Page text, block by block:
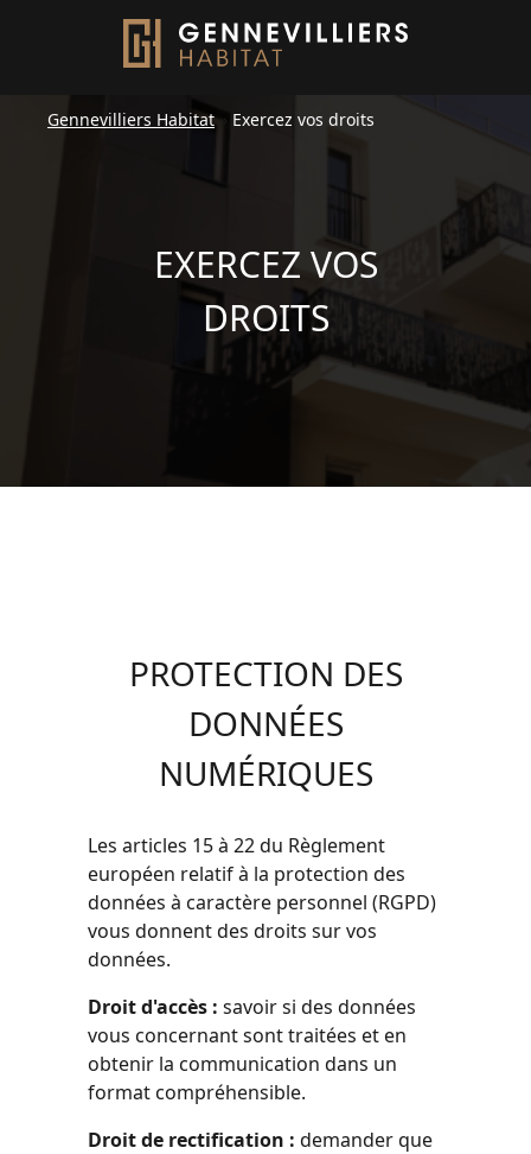
EXERCEZ VOS
DROITS
Gennevilliers Habitat» Exercez vos droits
PROTECTION DES
DONNÉES
NUMÉRIQUES
Les articles 15 à 22 du Règlement
européen relatif à la protection des
données à caractère personnel (RGPD)
vous donnent des droits sur vos
données.
Droit d'accès : savoir si des données
vous concernant sont traitées et en
obtenir la communication dans un
format compréhensible.
Droit de rectification : demander que